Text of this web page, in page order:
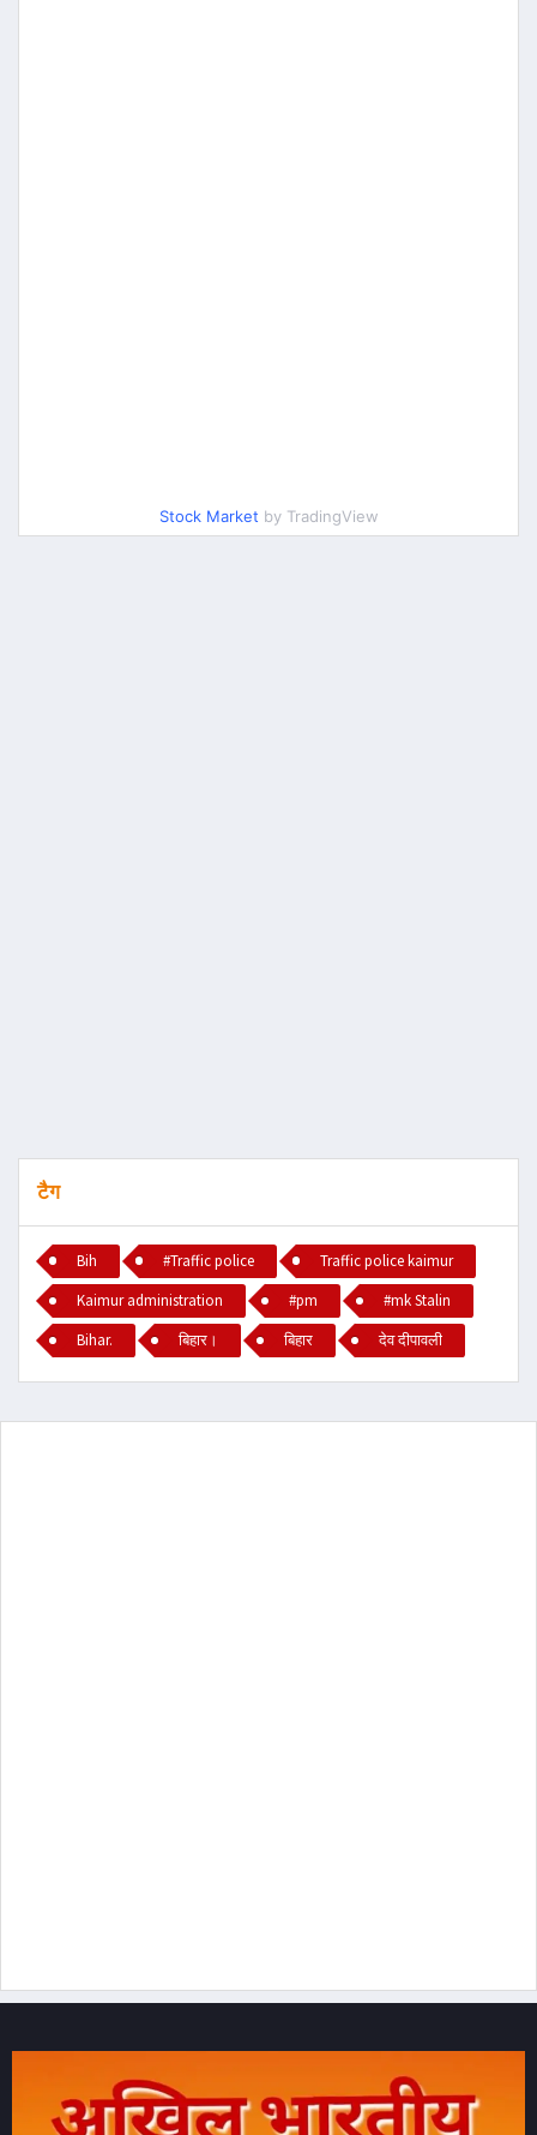
Stock Market by TradingView
टैग
Bih #Traffic police
Traffic police kaimur
Kaimur administration
#pm
#mk Stalin
Bihar.
बिहार। बिहार देव दीपावली